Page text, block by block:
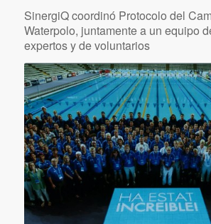
SinergiQ coordinó Protocolo del
Waterpolo, juntamente a un equipo
expertos y de voluntarios